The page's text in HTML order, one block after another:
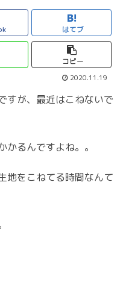
はてブ
コピー
2020.11.19
すが、最近はこねないで
るんですよね。。
地をこねてる時間なんて